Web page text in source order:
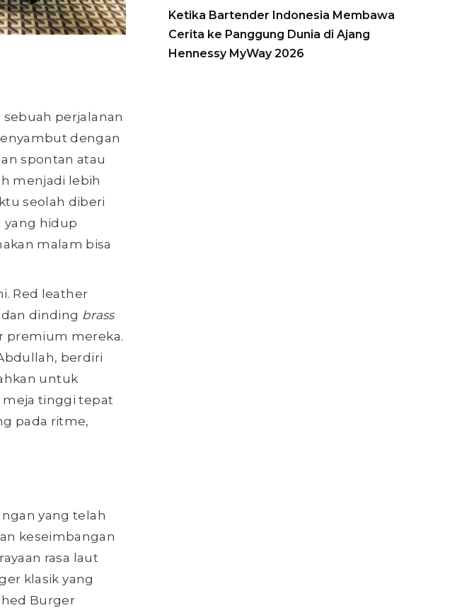
perjalanan
dengan
spontan atau
menjadi lebih
seolah diberi
yang hidup
malam bisa
Red leather
dinding brass
premium mereka.
berdiri
untuk
meja tinggi tepat
pada ritme,
yang telah
keseimbangan
rasa laut
klasik yang
Burger
Ketika Bartender Indonesia Membawa
Cerita ke Panggung Dunia di Ajang
Hennessy MyWay 2026